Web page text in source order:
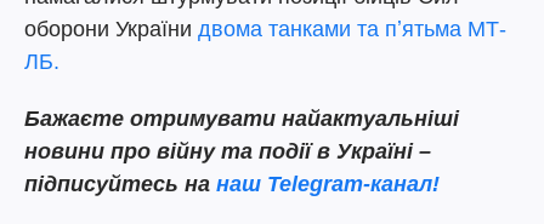
оборони України двома танками та пʼятьма МТ-
ЛБ.
Бажаєте отримувати найактуальніші
новини про війну та події в Україні –
підписуйтесь на наш Telegram-канал!